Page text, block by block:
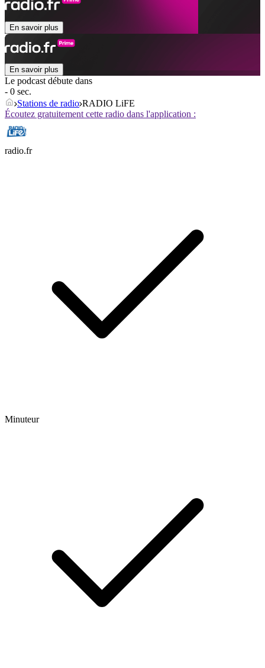
En savoir plus
En savoir plus
Le podcast débute dans
- 0 sec.
Stations de radio RADIO LiFE
Écoutez gratuitement cette radio dans l'application :
radio.fr
Minuteur